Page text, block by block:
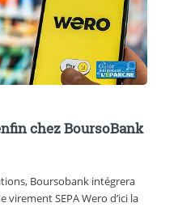
chez BoursoBank
Boursobank intégrera
SEPA Wero d’ici la